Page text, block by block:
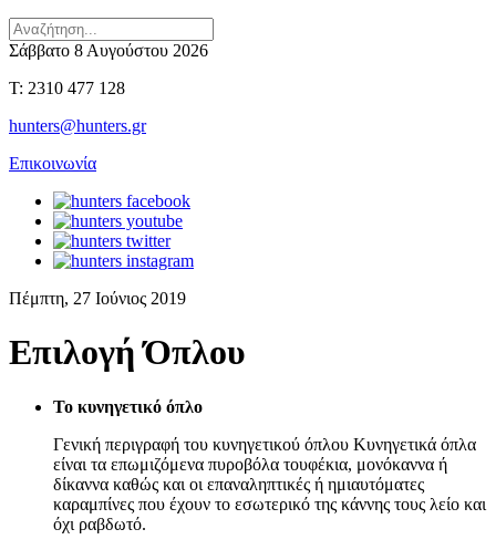
Σάββατο 8 Αυγούστου 2026
T: 2310 477 128
hunters@hunters.gr
Επικοινωνία
Πέμπτη, 27 Ιούνιος 2019
Επιλογή Όπλου
Το κυνηγετικό όπλο
Γενική περιγραφή του κυνηγετικού όπλου Κυνηγετικά όπλα
είναι τα επωμιζόμενα πυροβόλα τουφέκια, μονόκαννα ή
δίκαννα καθώς και οι επαναληπτικές ή ημιαυτόματες
καραμπίνες που έχουν το εσωτερικό της κάννης τους λείο και
όχι ραβδωτό.